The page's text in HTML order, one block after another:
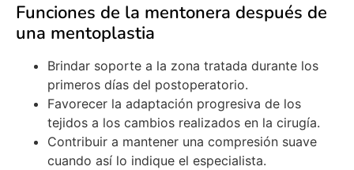
Funciones de la mentonera después de
una mentoplastia
Brindar soporte a la zona tratada durante los
primeros días del postoperatorio.
Favorecer la adaptación progresiva de los
tejidos a los cambios realizados en la cirugía.
Contribuir a mantener una compresión suave
cuando así lo indique el especialista.